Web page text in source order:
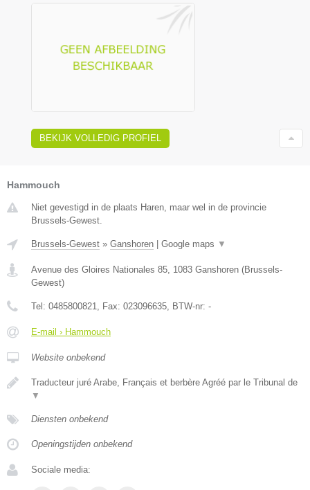
BEKIJK VOLLEDIG PROFIEL
Hammouch
Niet gevestigd in de plaats Haren, maar wel in de provincie
Brussels-Gewest.
Brussels-Gewest » Ganshoren Google maps ▼
Avenue des Gloires Nationales 85, 1083 Ganshoren (Brussels-
Gewest)
Tel: 0485800821, Fax: 023096635, BTW-nr: -
E-mail › Hammouch
Website onbekend
Traducteur juré Arabe, Français et berbère Agréé par le Tribunal de
▼
Diensten onbekend
Openingstijden onbekend
Sociale media: